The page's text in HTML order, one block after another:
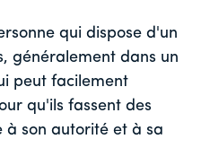
qui dispose d'un
généralement dans un
peut facilement
qu'ils fassent des
à son autorité et à sa